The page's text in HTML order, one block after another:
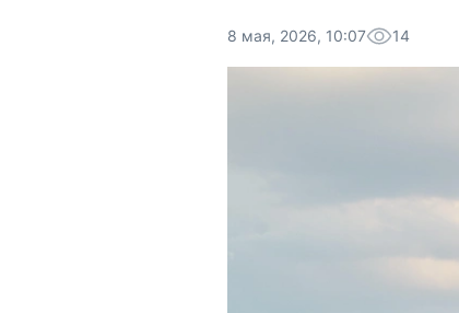
8 мая, 2026, 10:07 14